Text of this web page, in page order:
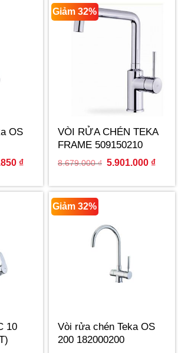
OS
₫.
₫Current
5.855.850 ₫.
Giảm 32%
VÒI RỬA CHÉN TEKA
FRAME 509150210
8.679.000₫ Original
8.679.000 ₫.
5.901.000 ₫
10
Giảm 32%
Vòi rửa chén Teka OS
200 182000200